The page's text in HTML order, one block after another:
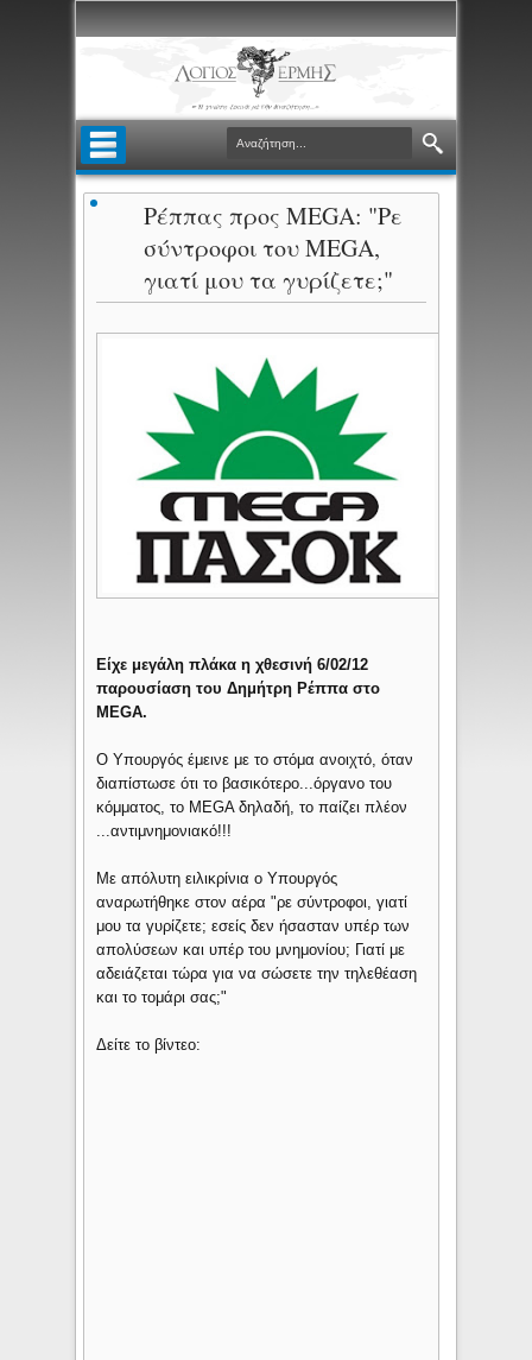
Ρέππας προς ΜΕGA: "Ρε
σύντροφοι του MEGA,
γιατί μου τα γυρίζετε;"
Είχε μεγάλη πλάκα η χθεσινή 6/02/12
παρουσίαση του Δημήτρη Ρέππα στο
MEGA.
Ο Υπουργός έμεινε με το στόμα ανοιχτό, όταν
διαπίστωσε ότι το βασικότερο...όργανο του
κόμματος, το MEGA δηλαδή, το παίζει πλέον
...αντιμνημονιακό!!!
Με απόλυτη ειλικρίνια ο Υπουργός
αναρωτήθηκε στον αέρα "ρε σύντροφοι, γιατί
μου τα γυρίζετε; εσείς δεν ήσασταν υπέρ των
απολύσεων και υπέρ του μνημονίου; Γιατί με
αδειάζεται τώρα για να σώσετε την τηλεθέαση
και το τομάρι σας;"
Δείτε το βίντεο: